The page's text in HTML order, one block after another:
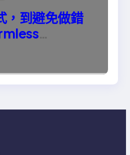
，到避免做錯
的真正意義